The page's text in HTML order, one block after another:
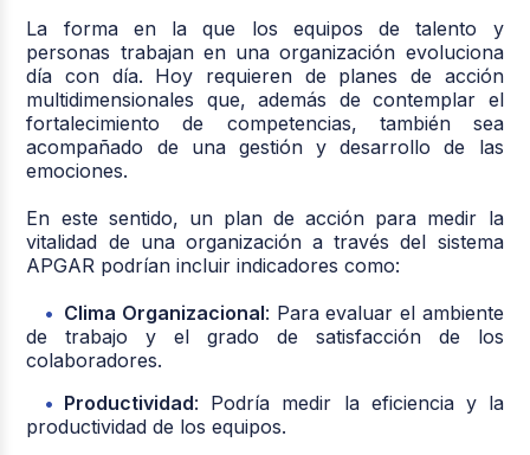
La forma en la que los equipos de talento y
personas trabajan en una organización evoluciona
día con día. Hoy requieren de planes de acción
multidimensionales que, además de contemplar el
fortalecimiento de competencias, también sea
acompañado de una gestión y desarrollo de las
emociones.
En este sentido, un plan de acción para medir la
vitalidad de una organización a través del sistema
APGAR podrían incluir indicadores como:
Clima Organizacional: Para evaluar el ambiente
de trabajo y el grado de satisfacción de los
colaboradores.
Productividad: Podría medir la eficiencia y la
productividad de los equipos.